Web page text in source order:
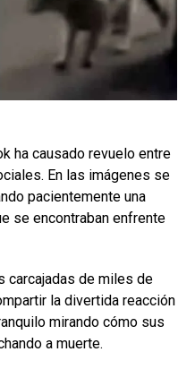
ha causado revuelo entre
En las imágenes se
pacientemente una
se encontraban enfrente
carcajadas de miles de
la divertida reacción
mirando cómo sus
a muerte.